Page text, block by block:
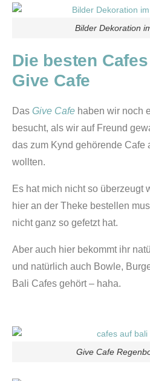
Bilder Dekoration
Die besten
Give Cafe
Das Give Cafe haben wir noch
besucht, als wir auf Freund
das zum Kynd gehörende Cafe
wollten.
Es hat mich nicht so überzeugt
hier an der Theke bestellen
nicht ganz so gefetzt hat.
Aber auch hier bekommt ihr
und natürlich auch Bowle,
Bali Cafes gehört – haha.
Give Cafe